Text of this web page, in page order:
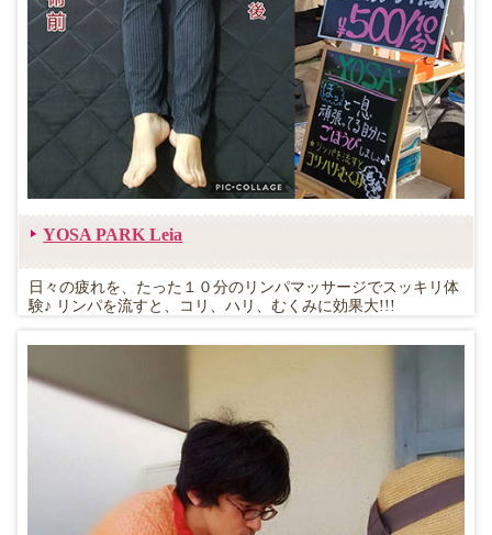
YOSA PARK Leia
日々の疲れを、たった１０分のリンパマッサージでスッキリ体
験♪ リンパを流すと、コリ、ハリ、むくみに効果大!!!